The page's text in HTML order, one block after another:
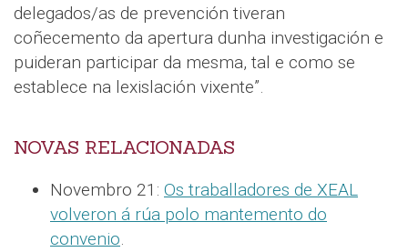
delegados/as de prevención tiveran
coñecemento da apertura dunha investigación e
puideran participar da mesma, tal e como se
establece na lexislación vixente”.
NOVAS RELACIONADAS
Novembro 21: Os traballadores de XEAL
volveron á rúa polo mantemento do
convenio.